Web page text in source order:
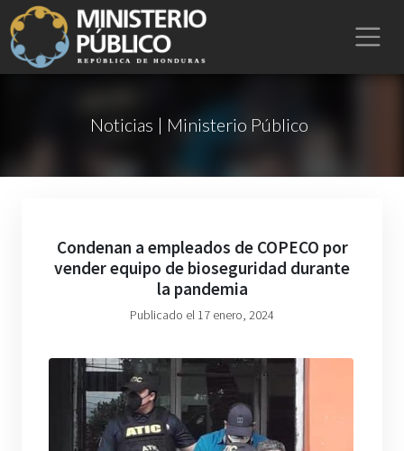
Noticias | Ministerio Público
Condenan a empleados de COPECO por
vender equipo de bioseguridad durante
la pandemia
Publicado el 17 enero, 2024